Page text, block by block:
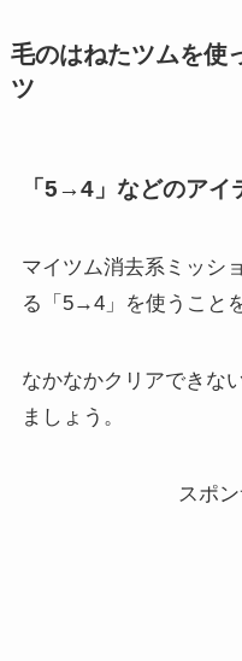
毛のはねたツムを使
ツ
「5→4」などのアイ
マイツム消去系ミッシ
る
「5→4」を使うこと
なかなかクリアできな
ましょう。
スポ